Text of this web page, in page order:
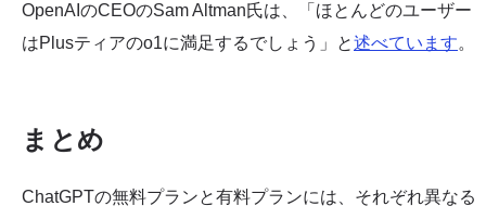
OpenAIのCEOのSam Altman氏は、「ほとんどのユーザー
はPlusティアのo1に満足するでしょう」と述べています。
まとめ
ChatGPTの無料プランと有料プランには、それぞれ異なる